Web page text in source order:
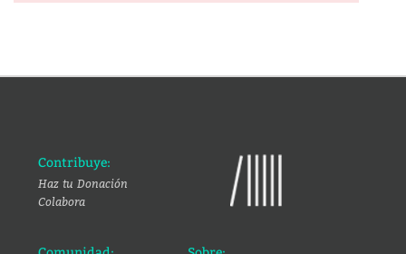
Contribuye:
Haz tu Donación
Colabora